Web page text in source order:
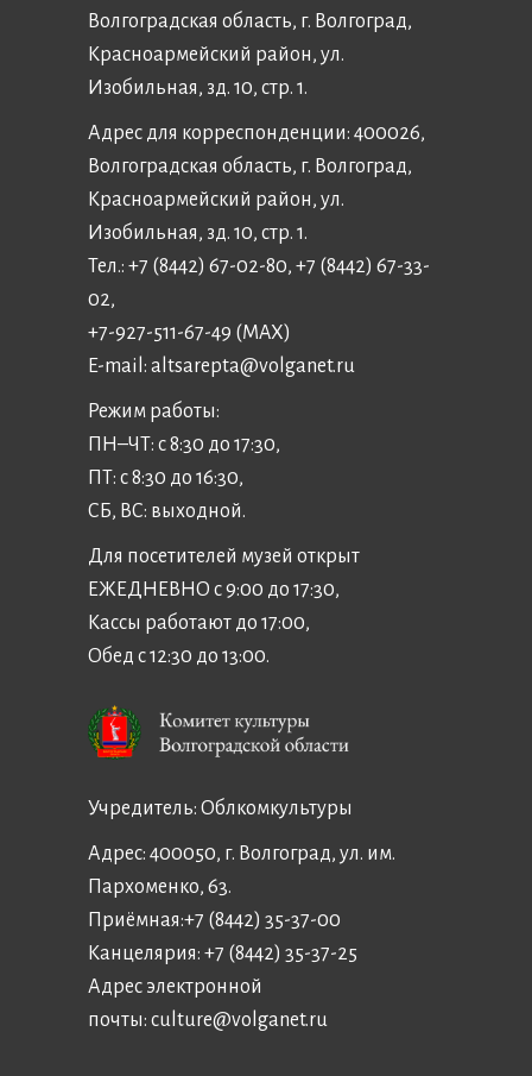
Волгоградская область, г. Волгоград,
Красноармейский район, ул.
Изобильная, зд. 10, стр. 1.
Адрес для корреспонденции: 400026,
Волгоградская область, г. Волгоград,
Красноармейский район, ул.
Изобильная, зд. 10, стр. 1.
Тел.: +7 (8442) 67-02-80, +7 (8442) 67-33-
02,
+7-927-511-67-49 (MAX)
E-mail: altsarepta@volganet.ru
Режим работы:
ПН–ЧТ: с 8:30 до 17:30,
ПТ: с 8:30 до 16:30,
СБ, ВС: выходной.
Для посетителей музей открыт
ЕЖЕДНЕВНО с 9:00 до 17:30,
Кассы работают до 17:00,
Обед с 12:30 до 13:00.
Учредитель: Облкомкультуры
Адрес: 400050, г. Волгоград, ул. им.
Пархоменко, 63.
Приёмная:+7 (8442) 35-37-00
Канцелярия: +7 (8442) 35-37-25
Адрес электронной
почты: culture@volganet.ru